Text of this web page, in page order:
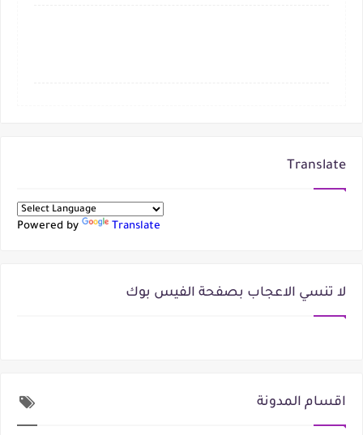
Translate
Powered by Translate
لا تنسي الاعجاب بصفحة الفيس بوك
اقسام المدونة